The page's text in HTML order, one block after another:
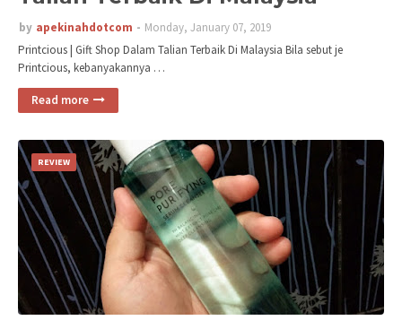
by apekinahdotcom
Monday, January 07, 2019
Printcious | Gift Shop Dalam Talian Terbaik Di Malaysia Bila sebut je
Printcious, kebanyakannya …
Read more
REVIEW